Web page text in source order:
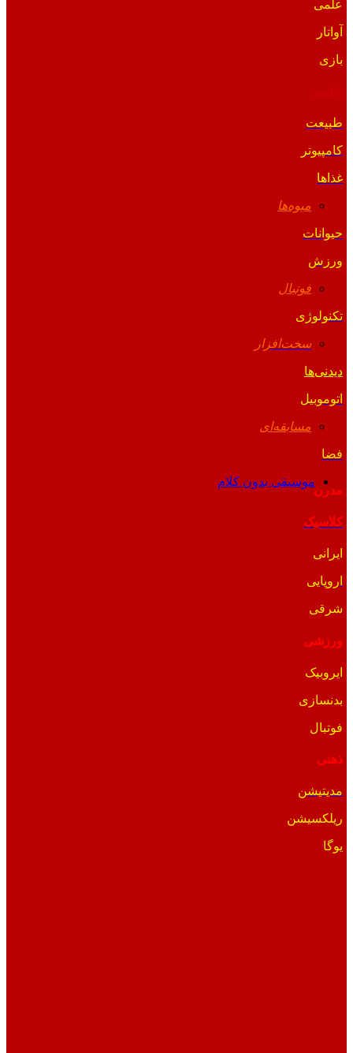
علمی
آواتار
بازی
طبیعت
کامپیوتر
غذاها
میوه‌ها
حیوانات
ورزش
فوتبال
تکنولوژی
سخت‌افزار
دیدنی‌ها
اتوموبیل
مسابقه‌ای
فضا
موسیقی بدون کلام
مدرن
کلاسیک
ایرانی
اروپایی
شرقی
ورزشی
ایروبیک
بدنسازی
فوتبال
ذهنی
مدیتیشن
ریلکسیشن
یوگا